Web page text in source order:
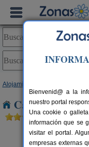
Alojamientos
Casas Rurales
Bienvenid@ a la
nuestro portal
Una cookie o
información que se
visitar el portal.
empresas externas